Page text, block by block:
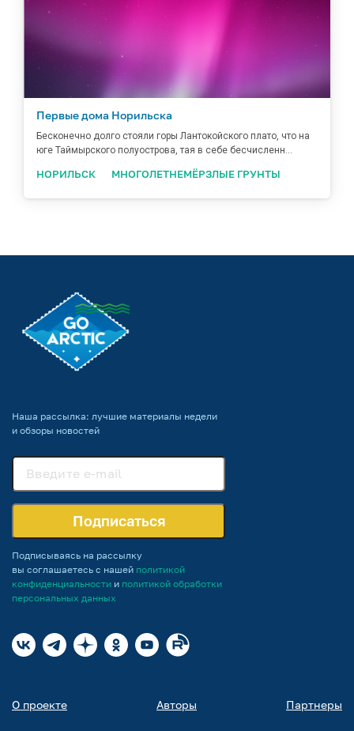
Первые дома Норильска
Бесконечно долго стояли горы Лантокойского плато, что на
юге Таймырского полуострова, тая в себе бесчисленн...
НОРИЛЬСК МНОГОЛЕТНЕМЁРЗЛЫЕ ГРУНТЫ
Наша рассылка: лучшие материалы недели
и обзоры новостей
Подписаться
Подписываясь на рассылку
вы соглашаетесь с нашей политикой
конфиденциальности и политикой обработки
персональных данных
О проекте Авторы Партнеры